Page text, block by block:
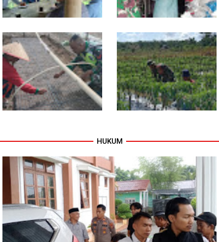
Jelang Seleksi Komcad, Plh.
Pasiter Kodim
0118/Subulussalam Bekali
Pemuda dengan Motivasi
Komsos dengan Pedagang,
Babinsa Rundeng Cek
Ketersediaan Pupuk bagi
Petani
Semangka di Sikalondang
Babinsa Dampingi Petani
Ketahanan Pangan
HUKUM